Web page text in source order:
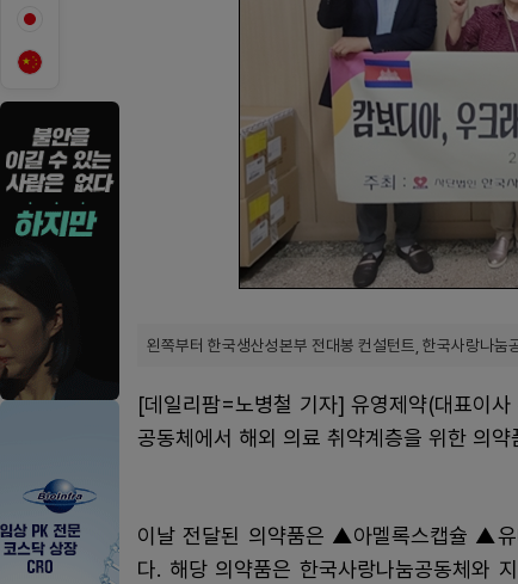
왼쪽부터 한국생산성본부 전대봉 컨설턴트, 한국사랑나
[데일리팜=노병철 기자] 유영제약(대표이
공동체에서 해외 의료 취약계층을 위한 의
이날 전달된 의약품은 ▲아멜록스캡슐 ▲
다. 해당 의약품은 한국사랑나눔공동체와